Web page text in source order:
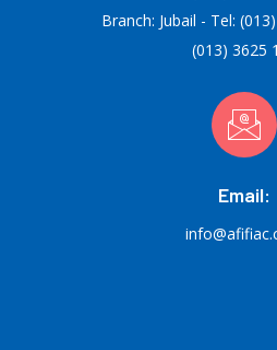
Branch: Jubail - Tel:
(013) 3625
Email: